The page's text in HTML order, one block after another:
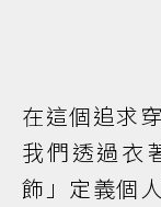
在這個追求
我們透過衣
飾」定義個